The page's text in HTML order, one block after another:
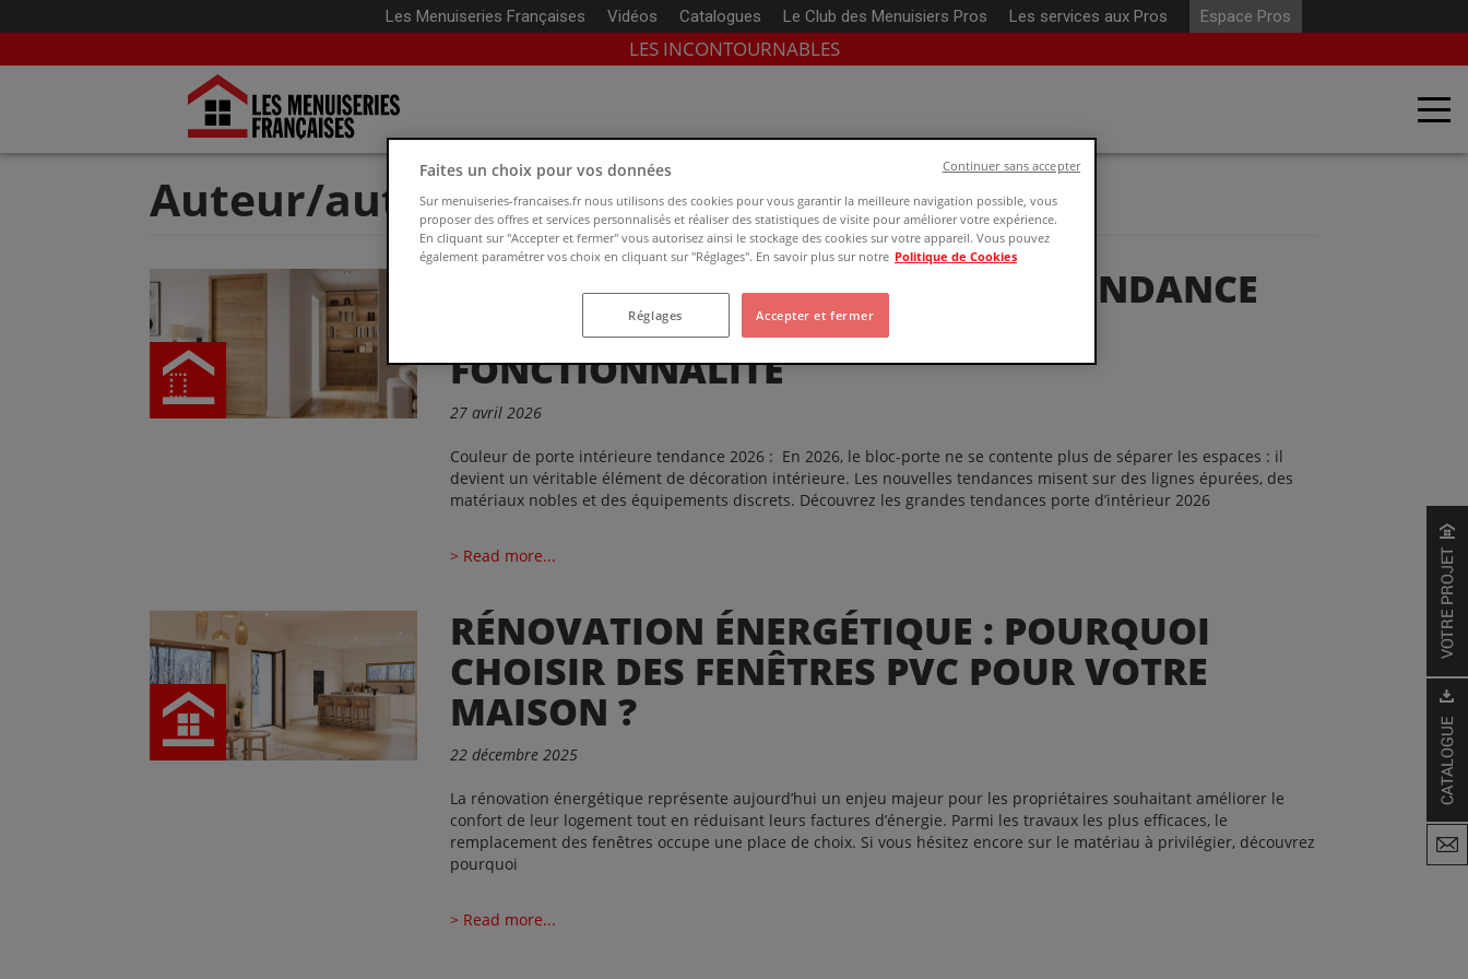
Les Menuiseries Françaises Vidéos Catalogues Le Club des Menuisiers Pros Les services aux Pros Espace Pros
LES INCONTOURNABLES
Auteur/autrice :carla.hakkoum
COULEUR DE PORTE INTÉRIEURE TENDANCE
2026 : ENTRE ESTHÉTIQUE ET
FONCTIONNALITÉ
27 avril 2026
Couleur de porte intérieure tendance 2026 : En 2026, le bloc-porte ne se contente plus de séparer les espaces : il
devient un véritable élément de décoration intérieure. Les nouvelles tendances misent sur des lignes épurées, des
matériaux nobles et des équipements discrets. Découvrez les grandes tendances porte d’intérieur 2026
> Read more...
RÉNOVATION ÉNERGÉTIQUE : POURQUOI
CHOISIR DES FENÊTRES PVC POUR VOTRE
MAISON ?
22 décembre 2025
La rénovation énergétique représente aujourd’hui un enjeu majeur pour les propriétaires souhaitant améliorer le
confort de leur logement tout en réduisant leurs factures d’énergie. Parmi les travaux les plus efficaces, le
remplacement des fenêtres occupe une place de choix. Si vous hésitez encore sur le matériau à privilégier, découvrez
pourquoi
> Read more...
Faites un choix pour vos données
Sur menuiseries-francaises.fr nous utilisons des cookies pour vous garantir la meilleure navigation possible, vous
proposer des offres et services personnalisés et réaliser des statistiques de visite pour améliorer votre expérience.
En cliquant sur "Accepter et fermer" vous autorisez ainsi le stockage des cookies sur votre appareil. Vous pouvez
également paramétrer vos choix en cliquant sur "Réglages". En savoir plus sur notre Politique de Cookies
Accepter et fermer
Réglages
Continuer sans accepter